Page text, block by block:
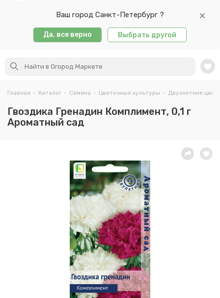
Ваш город Санкт-Петербург ?
Да, все верно Выбрать другой
Главная - Каталог - Семена - Цветочные культуры - Двухлетние
Гвоздика Гренадин Комплимент, 0,1 г
Ароматный сад